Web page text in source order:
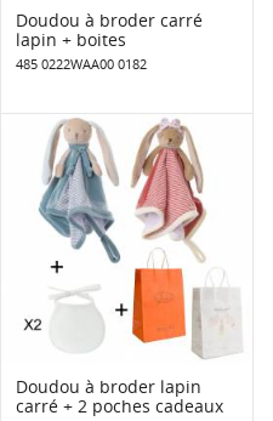
Doudou à broder carré
lapin + boites
485 0222WAA00 0182
Doudou à broder lapin
carré + 2 poches cadeaux